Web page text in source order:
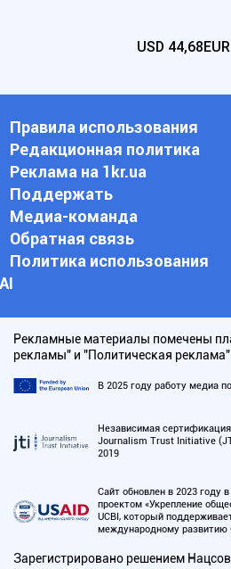
USD 44,68EUR
Правила использования
Редакционная политика
Реклама на 1kr.ua
Поддержать
Медиа-команда
Обратная связь
Политика использования
АI
Рекламные материалы помечены
рекламы" и "Политическая
В 2025 году работу медиа
Независимая
Journalism Trust Initiative
2019
Сайт обновлен в 2023 году
проектом «Укрепление
UCBI, который
международному развитию
Зарегистрировано решением